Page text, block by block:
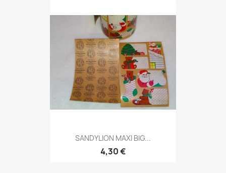
SANDYLION MAXI BIG...
4,30 €